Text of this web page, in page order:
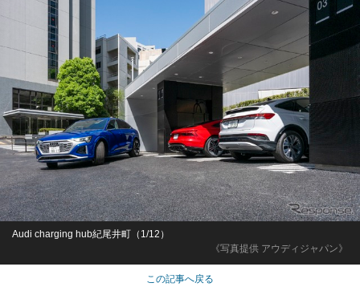
《写真提供 アウディジャパン》
Audi charging hub紀尾井町（1/12）
この記事へ戻る